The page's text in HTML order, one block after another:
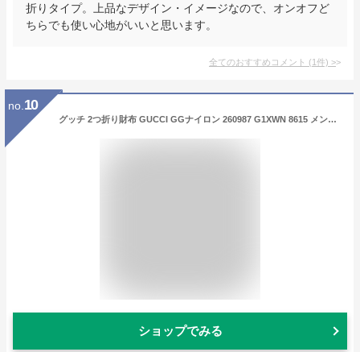
折りタイプ。上品なデザイン・イメージなので、オンオフど
ちらでも使い心地がいいと思います。
全てのおすすめコメント (1件) >
no. 10
グッチ 2つ折り財布 GUCCI GGナイロン 260987 G1XWN 8615 メンズ アウトレット ブラック 黒【1万円で1,000円OFF★最大5,000円OFFクーポン配布中】
ショップでみる